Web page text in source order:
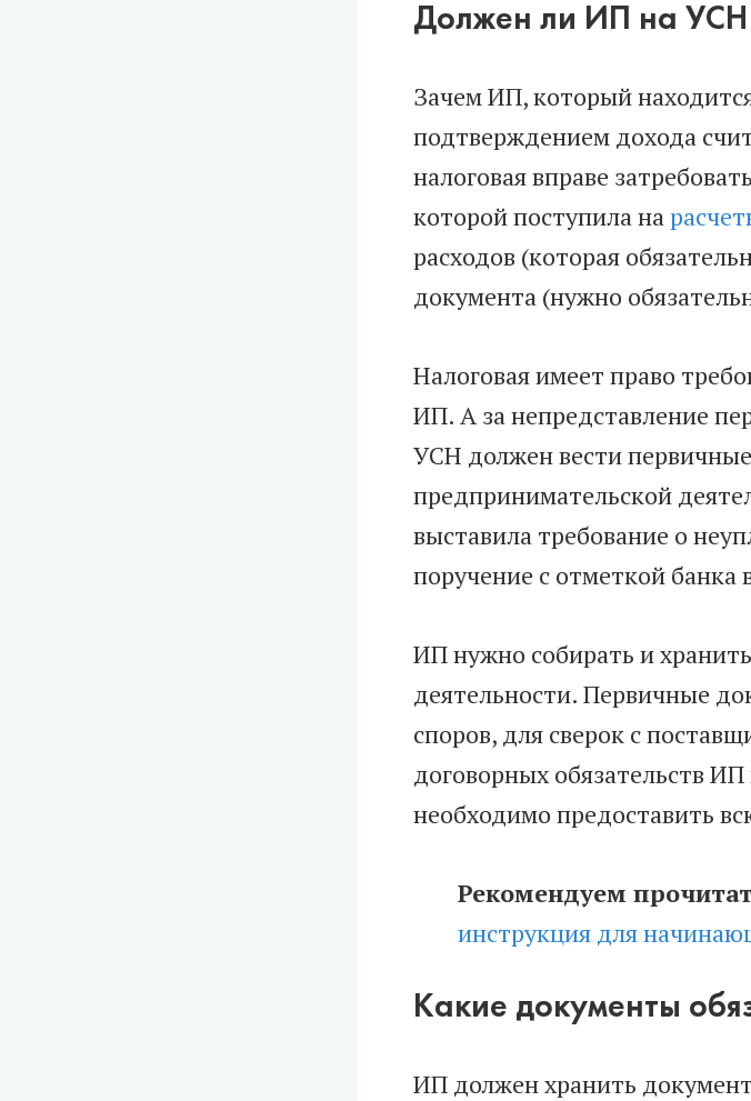
Должен ли ИП на УСН
Зачем ИП, который
подтверждением дохода
налоговая вправе
которой поступила на
расходов (которая
документа (нужно
Налоговая имеет право
ИП. А за непредставление
УСН должен вести
предпринимательской
выставила требование о
поручение с отметкой банка
ИП нужно собирать и
деятельности. Первичные
споров, для сверок с
договорных обязательств ИП
необходимо предоставить
Рекомендуем
инструкция для
Какие документы
ИП должен хранить